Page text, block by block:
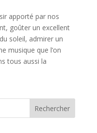
apporté par nos
goûter un excellent
soleil, admirer un
musique que l’on
tous aussi la
Rechercher